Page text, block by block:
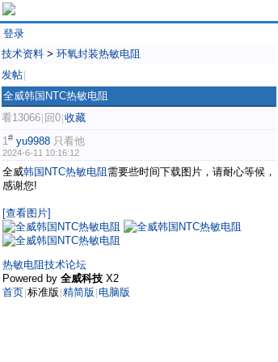
登录
技术资料 > 环氧封装热敏电阻
发帖
全威韩国NTC热敏电阻
看13066 回0 收藏
1# yu9988 只看他
2024-6-11 10:16:12
全威韩国NTC热敏电阻 需要些时间下载图片，请耐心等候，
感谢您!
[查看图片]
热敏电阻技术论坛
Powered by 全威科技 X2
首页 标准版 精简版 电脑版